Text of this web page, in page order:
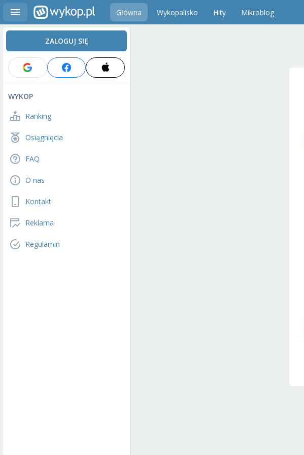
Główna Wykopalisko Hity Mikroblog
ZALOGUJ SIĘ
WYKOP
Ranking
Osiągnięcia
FAQ
O nas
Kontakt
Reklama
Regulamin